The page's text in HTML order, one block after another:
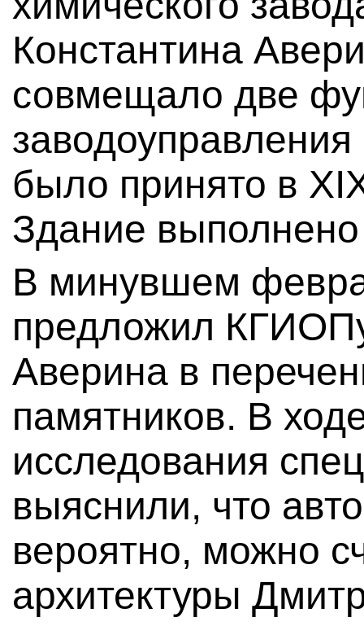
Константина
совмещало две
заводоуправления
было принято в
Здание
В минувшем
предложил
Аверина в
памятников. В
исследования
выяснили, что
вероятно, можно
архитектуры